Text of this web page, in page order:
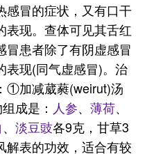
感冒的症状，又有口干
表现。查体可见其舌红
冒患者除了有阴虚感冒
表现(同气虚感冒)。治
①加减葳蕤(weirut)汤
成是： 人参、 薄荷、
、 淡豆豉各9克，甘草3
解表的功效，适合有较